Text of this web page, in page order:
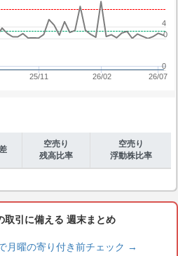
25/11 26/02 26/07
0
0
4
空売り
残高比率
空売り
浮動株比率
取引に備える 週末まとめ
月曜の寄り付き前チェック →